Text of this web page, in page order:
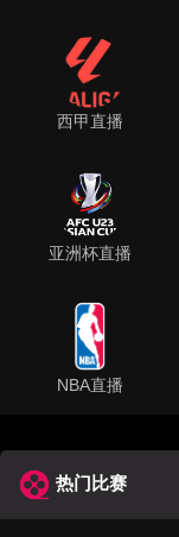
西甲直播
亚洲杯直播
NBA直播
热门比赛